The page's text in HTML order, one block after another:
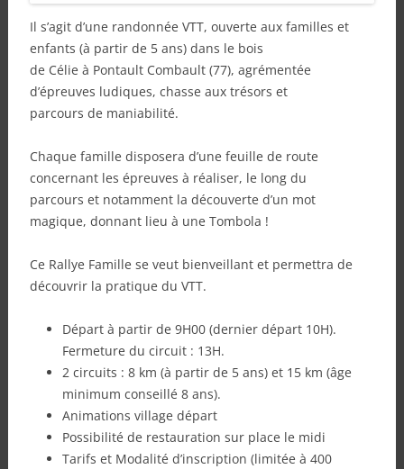
Il s’agit d’une randonnée VTT, ouverte aux familles et
enfants (à partir de 5 ans) dans le bois
de Célie à Pontault Combault (77), agrémentée
d’épreuves ludiques, chasse aux trésors et
parcours de maniabilité.
Chaque famille disposera d’une feuille de route
concernant les épreuves à réaliser, le long du
parcours et notamment la découverte d’un mot
magique, donnant lieu à une Tombola !
Ce Rallye Famille se veut bienveillant et permettra de
découvrir la pratique du VTT.
Départ à partir de 9H00 (dernier départ 10H).
Fermeture du circuit : 13H.
2 circuits : 8 km (à partir de 5 ans) et 15 km (âge
minimum conseillé 8 ans).
Animations village départ
Possibilité de restauration sur place le midi
Tarifs et Modalité d’inscription (limitée à 400